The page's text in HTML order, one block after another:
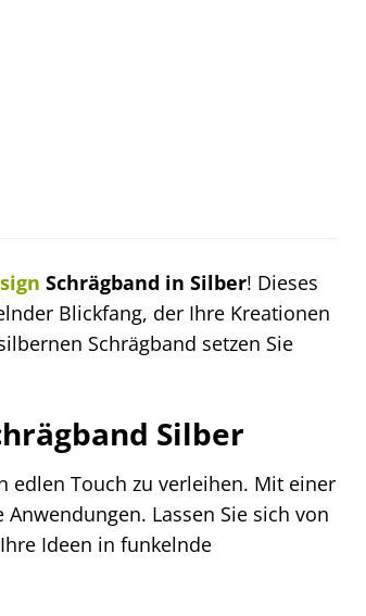
Schrägband in Silber! Dieses
Blickfang, der Ihre Kreationen
Schrägband setzen Sie
Silber
edlen Touch zu verleihen. Mit einer
Lassen Sie sich von
Ideen in funkelnde